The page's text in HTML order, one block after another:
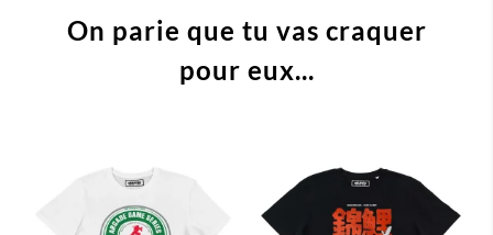
On parie que tu vas craquer
pour eux...